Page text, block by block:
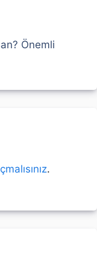
Önemli
.